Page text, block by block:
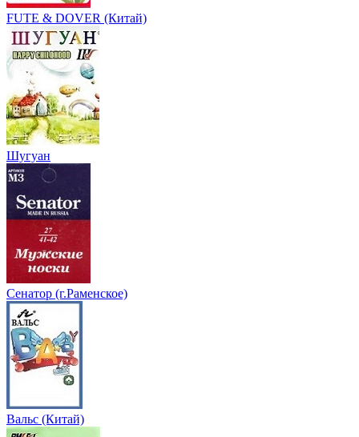
FUTE & DOVER (Китай)
Шугуан
Сенатор (г.Раменское)
Вальс (Китай)